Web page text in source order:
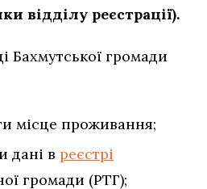
відділу реєстрації).
Бахмутської громади
місце проживання;
дані в реєстрі
громади (РТГ);